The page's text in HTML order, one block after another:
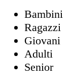
Bambini
Ragazzi
Giovani
Adulti
Senior